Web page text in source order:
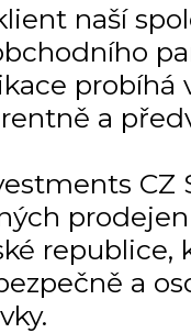
naší
probíhá
a
CZ
prodejen
republice,
a